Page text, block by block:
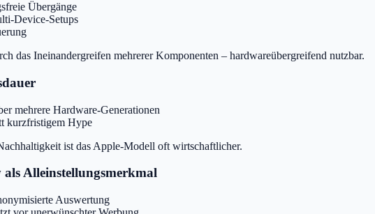
Übergänge
Device-Setups
das Ineinandergreifen mehrerer Komponenten – hardwareübergreifend nutzbar.
mehrere Hardware-Generationen
kurzfristigem Hype
ist das Apple-Modell oft wirtschaftlicher.
Alleinstellungsmerkmal
Auswertung